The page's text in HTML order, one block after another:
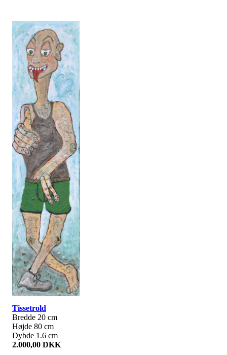
Tissetrold
Bredde 20 cm
Højde 80 cm
Dybde 1.6 cm
2.000,00 DKK